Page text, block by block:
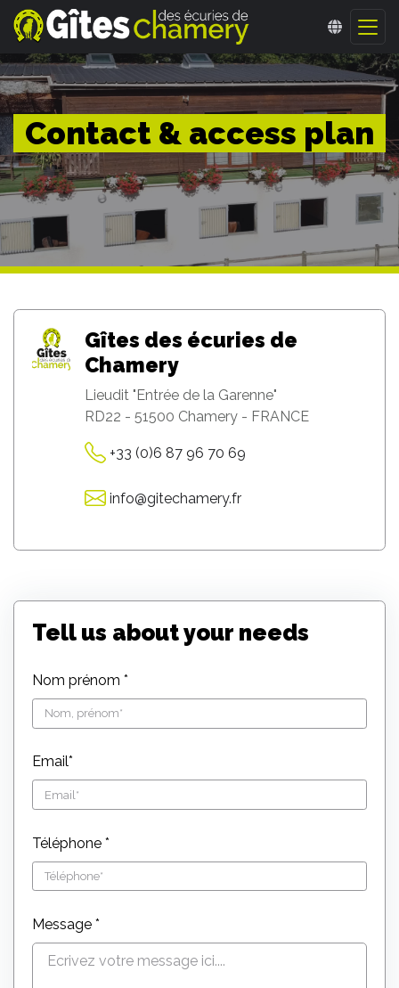
Contact & access plan
Gîtes des écuries de
Chamery
Lieudit "Entrée de la Garenne"
RD22 - 51500 Chamery - FRANCE
+33 (0)6 87 96 70 69
info@gitechamery.fr
Tell us about your needs
Nom prénom *
Email*
Téléphone *
Message *